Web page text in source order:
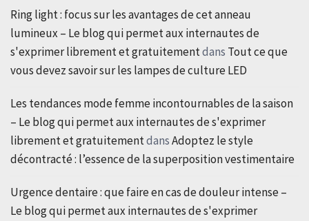
Ring light : focus sur les avantages de cet anneau
lumineux – Le blog qui permet aux internautes de
s'exprimer librement et gratuitementdans Tout ce que
vous devez savoir sur les lampes de culture LED
Les tendances mode femme incontournables de la saison
– Le blog qui permet aux internautes de s'exprimer
librement et gratuitementdansAdoptez le style
décontracté : l’essence de la superposition vestimentaire
Urgence dentaire : que faire en cas de douleur intense –
Le blog qui permet aux internautes de s'exprimer